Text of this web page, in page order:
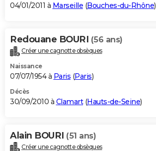
04/01/2011 à Marseille (Bouches-du-Rhône)
Redouane BOURI (56 ans)
Créer une cagnotte obsèques
Naissance
07/07/1954 à Paris (Paris)
Décès
30/09/2010 à Clamart(Hauts-de-Seine)
Alain BOURI (51 ans)
Créer une cagnotte obsèques